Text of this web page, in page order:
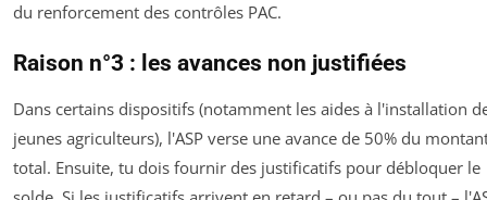
du renforcement des contrôles PAC.
Raison n°3 : les avances non justifiées
Dans certains dispositifs (notamment les aides à l'installation
jeunes agriculteurs), l'ASP verse une avance de 50% du
total. Ensuite, tu dois fournir des justificatifs pour débloquer le